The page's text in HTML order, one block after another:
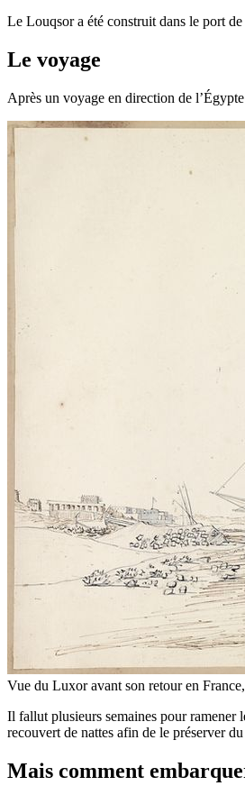
Le Louqsor a été construit dans le port
Le voyage
Après un voyage en direction de
Vue du Luxor avant son retour en
Il fallut plusieurs semaines pour ramener
recouvert de nattes afin de le préserver du
Mais comment